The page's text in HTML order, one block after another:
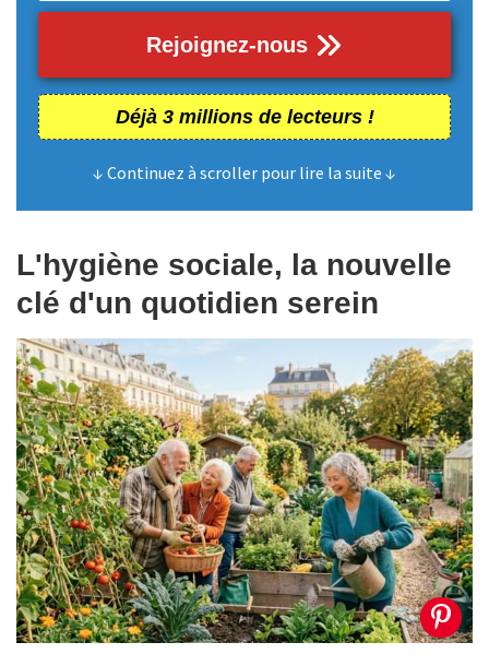
Rejoignez-nous
Déjà 3 millions de lecteurs !
↓ Continuez à scroller pour lire la suite ↓
L'hygiène sociale, la nouvelle
clé d'un quotidien serein